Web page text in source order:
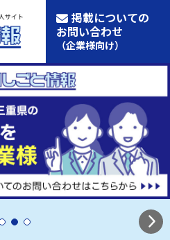
掲載についての
お問い合わせ
（企業様向け）